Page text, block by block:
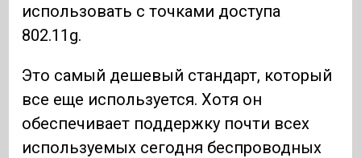
использовать с точками доступа
802.11g.
Это самый дешевый стандарт, который
все еще используется. Хотя он
обеспечивает поддержку почти всех
используемых сегодня беспроводных